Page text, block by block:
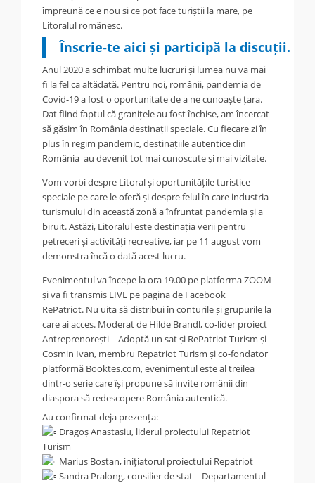
împreună ce e nou și ce pot face turiștii la mare, pe
Litoralul românesc.
Înscrie-te aici și participă la discuții.
Anul 2020 a schimbat multe lucruri și lumea nu va mai
fi la fel ca altădată. Pentru noi, românii, pandemia de
Covid-19 a fost o oportunitate de a ne cunoaște țara.
Dat fiind faptul că granițele au fost închise, am încercat
să găsim în România destinații speciale. Cu fiecare zi în
plus în regim pandemic, destinațiile autentice din
România au devenit tot mai cunoscute și mai vizitate.
Vom vorbi despre Litoral și oportunitățile turistice
speciale pe care le oferă și despre felul în care industria
turismului din această zonă a înfruntat pandemia și a
biruit. Astăzi, Litoralul este destinația verii pentru
petreceri și activități recreative, iar pe 11 august vom
demonstra încă o dată acest lucru.
Evenimentul va începe la ora 19.00 pe platforma ZOOM
și va fi transmis LIVE pe pagina de Facebook
RePatriot. Nu uita să distribui în conturile și grupurile la
care ai acces. Moderat de Hilde Brandl, co-lider proiect
Antreprenorești – Adoptă un sat și RePatriot Turism și
Cosmin Ivan, membru Repatriot Turism și co-fondator
platformă Booktes.com, evenimentul este al treilea
dintr-o serie care își propune să invite românii din
diaspora să redescopere România autentică.
Au confirmat deja prezența:
Dragoș Anastasiu, liderul proiectului Repatriot
Turism
Marius Bostan, inițiatorul proiectului Repatriot
Sandra Pralong, consilier de stat – Departamentul